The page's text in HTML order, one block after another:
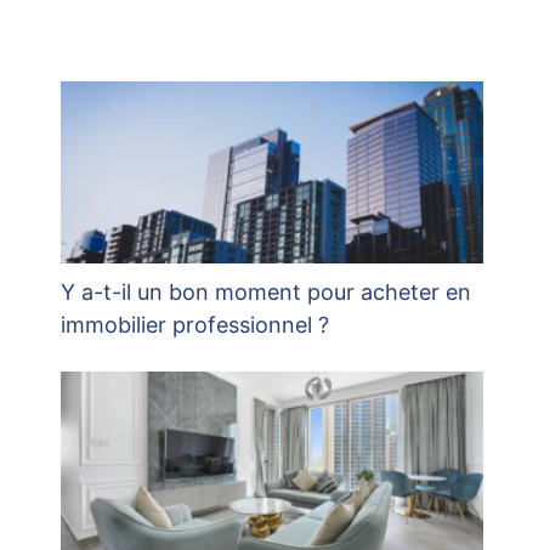
Y a-t-il un bon moment pour acheter en
immobilier professionnel ?